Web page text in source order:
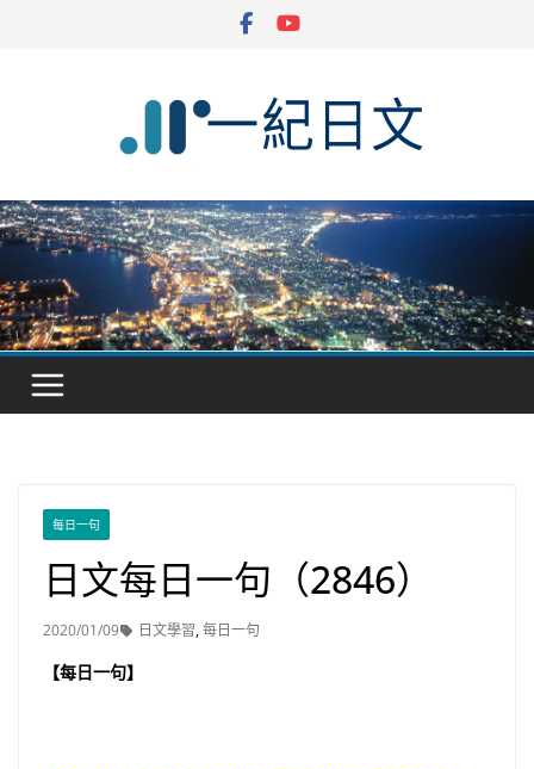
每日一句
日文每日一句（2846）
2020/01/09 日文學習,每日一句
【每日一句】